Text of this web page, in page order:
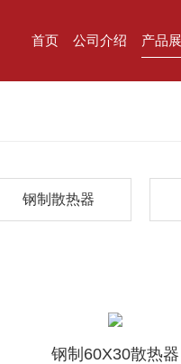
首页 公司介绍 产品
钢制散热器
钢制60X30散热器